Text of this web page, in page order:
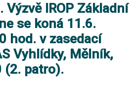
Výzvě IROP Základní
se koná 11.6.
hod. v zasedací
Vyhlídky, Mělník,
(2. patro).